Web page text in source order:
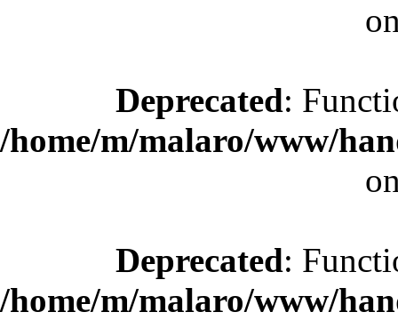
Deprecated:
/home/m/malaro/www/
Deprecated:
/home/m/malaro/www/